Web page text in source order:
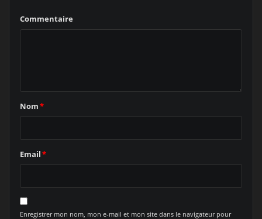
Commentaire
Nom*
Email*
Enregistrer mon nom, mon e-mail et mon site dans le navigateur pour